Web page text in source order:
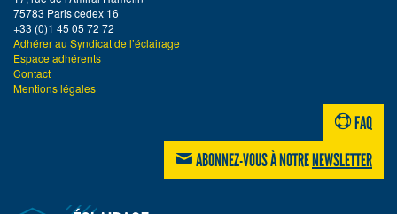
75783 Paris cedex 16
+33 (0)1 45 05 72 72
Adhérer au Syndicat de l’éclairage
Espace adhérents
Contact
Mentions légales
FAQ
ABONNEZ-VOUS À NOTRENEWSLETTER